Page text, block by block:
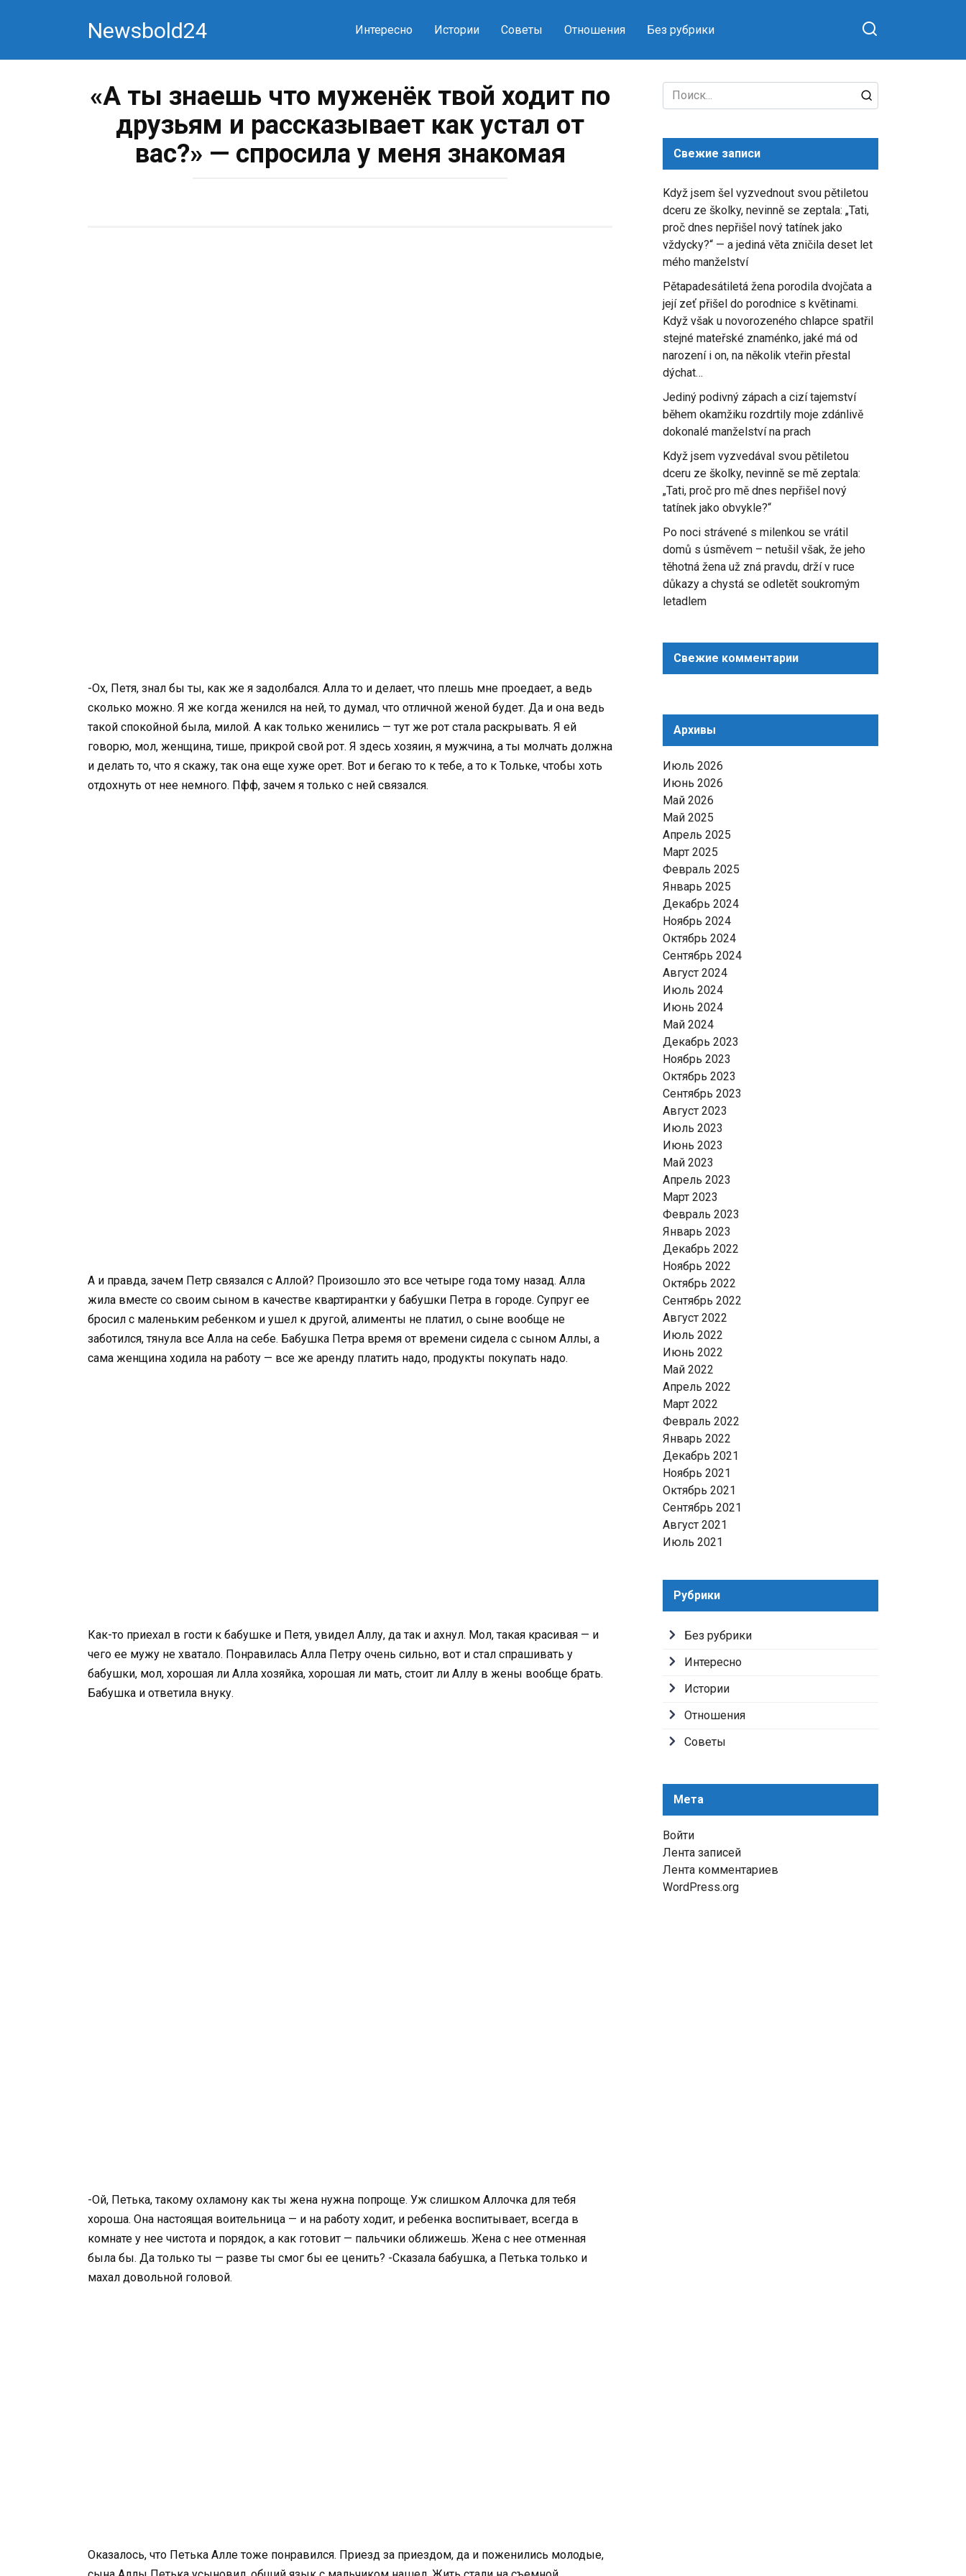
Newsbold24 Интересно Истории Советы Отношения Без рубрики
«А ты знаешь что муженёк твой ходит по
друзьям и рассказывает как устал от
вас?» — спросила у меня знакомая
-Ох, Петя, знал бы ты, как же я задолбался. Алла то и делает, что плешь мне проедает, а ведь
сколько можно. Я же когда женился на ней, то думал, что отличной женой будет. Да и она ведь
такой спокойной была, милой. А как только женились — тут же рот стала раскрывать. Я ей
говорю, мол, женщина, тише, прикрой свой рот. Я здесь хозяин, я мужчина, а ты молчать должна
и делать то, что я скажу, так она еще хуже орет. Вот и бегаю то к тебе, а то к Тольке, чтобы хоть
отдохнуть от нее немного. Пфф, зачем я только с ней связался.
А и правда, зачем Петр связался с Аллой? Произошло это все четыре года тому назад. Алла
жила вместе со своим сыном в качестве квартирантки у бабушки Петра в городе. Супруг ее
бросил с маленьким ребенком и ушел к другой, алименты не платил, о сыне вообще не
заботился, тянула все Алла на себе. Бабушка Петра время от времени сидела с сыном Аллы, а
сама женщина ходила на работу — все же аренду платить надо, продукты покупать надо.
Как-то приехал в гости к бабушке и Петя, увидел Аллу, да так и ахнул. Мол, такая красивая — и
чего ее мужу не хватало. Понравилась Алла Петру очень сильно, вот и стал спрашивать у
бабушки, мол, хорошая ли Алла хозяйка, хорошая ли мать, стоит ли Аллу в жены вообще брать.
Бабушка и ответила внуку.
-Ой, Петька, такому охламону как ты жена нужна попроще. Уж слишком Аллочка для тебя
хороша. Она настоящая воительница — и на работу ходит, и ребенка воспитывает, всегда в
комнате у нее чистота и порядок, а как готовит — пальчики оближешь. Жена с нее отменная
была бы. Да только ты — разве ты смог бы ее ценить? -Сказала бабушка, а Петька только и
махал довольной головой.
Оказалось, что Петька Алле тоже понравился. Приезд за приездом, да и поженились молодые,
Search
for:
Свежие записи
Když jsem šel vyzvednout svou pětiletou
dceru ze školky, nevinně se zeptala: „Tati,
proč dnes nepřišel nový tatínek jako
vždycky?“ — a jediná věta zničila deset let
mého manželství
Pětapadesátiletá žena porodila dvojčata a
její zeť přišel do porodnice s květinami.
Když však u novorozeného chlapce spatřil
stejné mateřské znaménko, jaké má od
narození i on, na několik vteřin přestal
dýchat…
Jediný podivný zápach a cizí tajemství
během okamžiku rozdrtily moje zdánlivě
dokonalé manželství na prach
Když jsem vyzvedával svou pětiletou
dceru ze školky, nevinně se mě zeptala:
„Tati, proč pro mě dnes nepřišel nový
tatínek jako obvykle?“
Po noci strávené s milenkou se vrátil
domů s úsměvem – netušil však, že jeho
těhotná žena už zná pravdu, drží v ruce
důkazy a chystá se odletět soukromým
letadlem
Свежие комментарии
Архивы
Июль 2026
Июнь 2026
Май 2026
Май 2025
Апрель 2025
Март 2025
Февраль 2025
Январь 2025
Декабрь 2024
Ноябрь 2024
Октябрь 2024
Сентябрь 2024
Август 2024
Июль 2024
Июнь 2024
Май 2024
Декабрь 2023
Ноябрь 2023
Октябрь 2023
Сентябрь 2023
Август 2023
Июль 2023
Июнь 2023
Май 2023
Апрель 2023
Март 2023
Февраль 2023
Январь 2023
Декабрь 2022
Ноябрь 2022
Октябрь 2022
Сентябрь 2022
Август 2022
Июль 2022
Июнь 2022
Май 2022
Апрель 2022
Март 2022
Февраль 2022
Январь 2022
Декабрь 2021
Ноябрь 2021
Октябрь 2021
Сентябрь 2021
Август 2021
Июль 2021
Рубрики
Без рубрики
Интересно
Истории
Отношения
Советы
Мета
Войти
Лента записей
Лента комментариев
WordPress.org